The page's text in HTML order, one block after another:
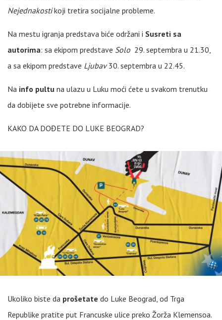
Nejednakostikoji tretira socijalne probleme.
Na mestu igranja predstava biće održani i Susreti sa
autorima: sa ekipom predstave Solo 29. septembra u 21.30,
a sa ekipom predstave Ljubav30. septembra u 22.45.
Na info pultu na ulazu u Luku moći ćete u svakom trenutku
da dobijete sve potrebne informacije.
KAKO DA DOĐETE DO LUKE BEOGRAD?
Ukoliko biste da prošetate do Luke Beograd, od Trga
Republike pratite put Francuske ulice preko Žorža Klemensoa.